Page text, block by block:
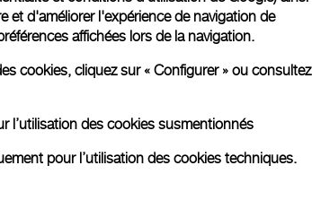
et d'améliorer l'expérience de navigation de
affichées lors de la navigation.
cookies, cliquez sur « Configurer » ou consultez
l’utilisation des cookies susmentionnés
pour l’utilisation des cookies techniques.